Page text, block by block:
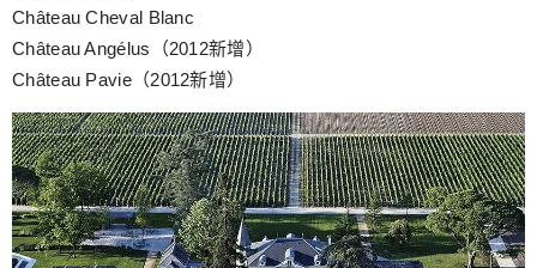
Château Cheval Blanc
Château Angélus（2012新增）
Château Pavie（2012新增）